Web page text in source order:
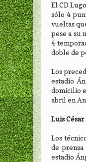
El CD
sólo 4
vueltas
pese a su
4
doble de
Los
estadio
domicilio
abril en
Luis
Los
de
estadio